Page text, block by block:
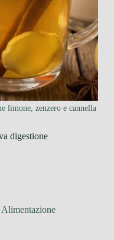
limone, zenzero e cannella
digestione
Alimentazione